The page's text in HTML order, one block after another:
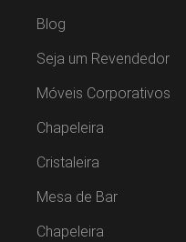
Blog
Seja um Revendedor
Móveis Corporativos
Chapeleira
Cristaleira
Mesa de Bar
Chapeleira